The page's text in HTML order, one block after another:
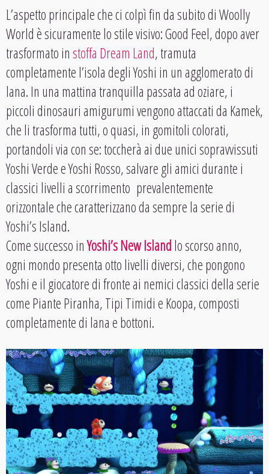
L’aspetto principale che ci colpì fin da subito di Woolly
World è sicuramente lo stile visivo: Good Feel, dopo aver
trasformato instoffa Dream Land, tramuta
completamente l’isola degli Yoshi in un agglomerato di
lana. In una mattina tranquilla passata ad oziare, i
piccoli dinosauri amigurumi vengono attaccati da Kamek,
che li trasforma tutti, o quasi, in gomitoli colorati,
portandoli via con se: toccherà ai due unici sopravvissuti
Yoshi Verde e Yoshi Rosso, salvare gli amici durante i
classici livelli a scorrimento prevalentemente
orizzontale che caratterizzano da sempre la serie di
Yoshi’s Island.
Come successo inYoshi’s New Islandlo scorso anno,
ogni mondo presenta otto livelli diversi, che pongono
Yoshi e il giocatore di fronte ai nemici classici della serie
come Piante Piranha, Tipi Timidi e Koopa, composti
completamente di lana e bottoni.